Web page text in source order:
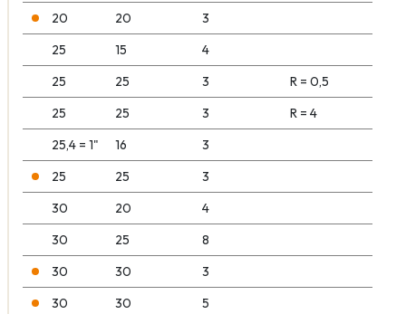
20
20
3
25
15
4
25
25 3
R = 0,5
25
25 3
R = 4
25,4 = 1"
16
3
25
25
3
30
20
4
30
25
8
30
30
3
30
30
5